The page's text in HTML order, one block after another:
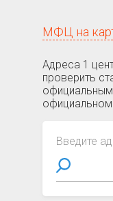
МФЦ на
Адреса 1
проверить
официальном
Введите